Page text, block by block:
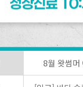
8월 왓썸머